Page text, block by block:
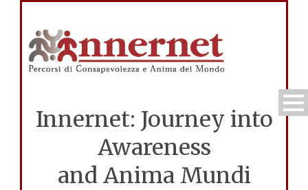
Innernet: Journey into
Awareness
and Anima Mundi